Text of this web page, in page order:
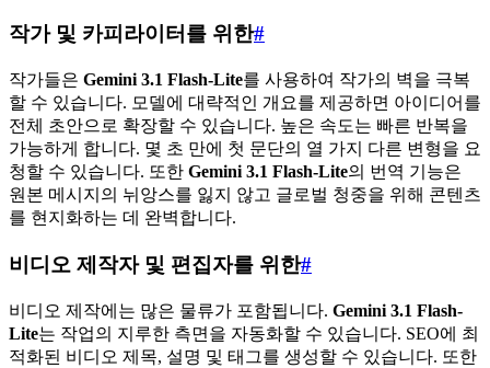
작가 및 카피라이터를 위한#
작가들은 Gemini 3.1 Flash-Lite를 사용하여 작가의 벽을 극복
할 수 있습니다. 모델에 대략적인 개요를 제공하면 아이디어를
전체 초안으로 확장할 수 있습니다. 높은 속도는 빠른 반복을
가능하게 합니다. 몇 초 만에 첫 문단의 열 가지 다른 변형을 요
청할 수 있습니다. 또한 Gemini 3.1 Flash-Lite의 번역 기능은
원본 메시지의 뉘앙스를 잃지 않고 글로벌 청중을 위해 콘텐츠
를 현지화하는 데 완벽합니다.
비디오 제작자 및 편집자를 위한#
비디오 제작에는 많은 물류가 포함됩니다. Gemini 3.1 Flash-
Lite는 작업의 지루한 측면을 자동화할 수 있습니다. SEO에 최
적화된 비디오 제목, 설명 및 태그를 생성할 수 있습니다. 또한